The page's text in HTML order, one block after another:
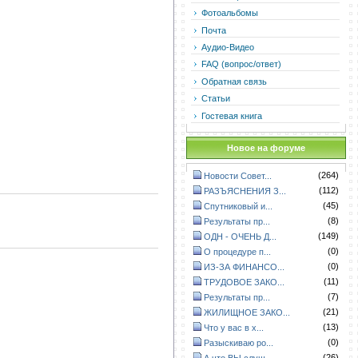
Фотоальбомы
Почта
Аудио-Видео
FAQ (вопрос/ответ)
Обратная связь
Статьи
Гостевая книга
Новое на форуме
Новости Совет...
(264)
РАЗЪЯСНЕНИЯ З...
(112)
Спутниковый и...
(45)
Результаты пр...
(8)
ОДН - ОЧЕНЬ Д...
(149)
О процедуре п...
(0)
ИЗ-ЗА ФИНАНСО...
(0)
ТРУДОВОЕ ЗАКО...
(11)
Результаты пр...
(7)
ЖИЛИЩНОЕ ЗАКО...
(21)
Что у вас в х...
(13)
Разыскиваю ро...
(0)